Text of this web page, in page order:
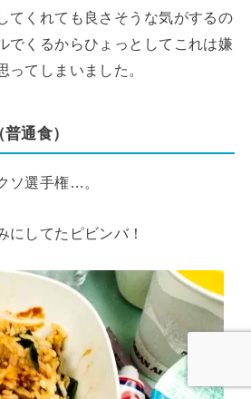
てくれても良さそうな気がするの
でくるからひょっとしてこれは嫌
ってしまいました。
通食）
ソ選手権…。
にしてたピビンバ！